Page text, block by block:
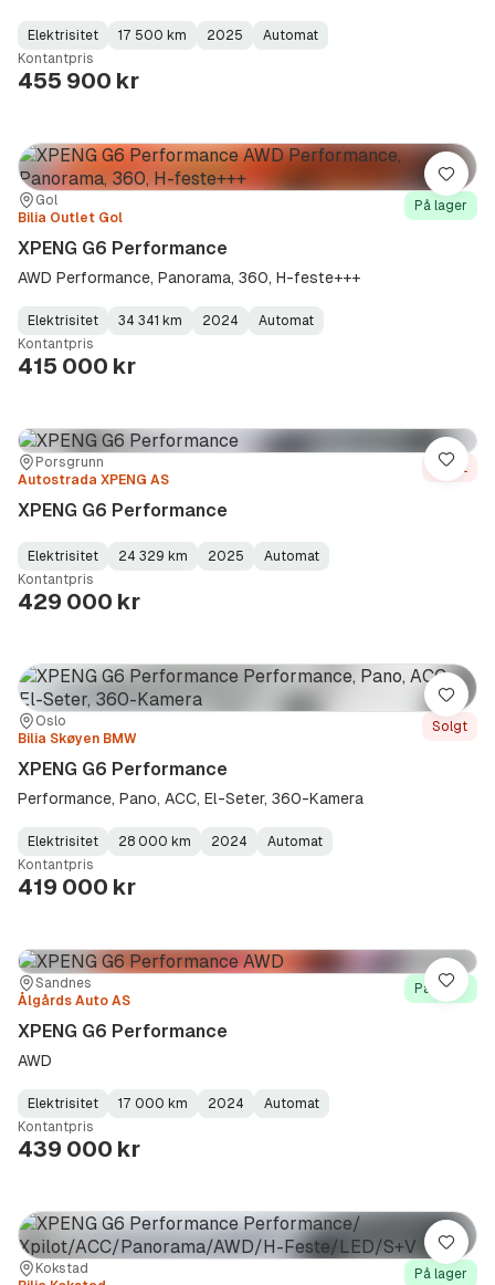
Fuel
Type:
Elektrisitet
Kilometerstand:
17 500 km
Model
Year:
2025
Gearbox
Type:
Automat
Kontantpris
455 900 kr
Sted:
Gol
Forhandler:
Bilia Outlet Gol
På lager
XPENG G6 Performance
AWD Performance, Panorama, 360, H-feste+++
Fuel
Type:
Elektrisitet
Kilometerstand:
34 341 km
Model
Year:
2024
Gearbox
Type:
Automat
Kontantpris
415 000 kr
Lagre
Sted:Porsgrunn
Forhandler:
Autostrada XPENG AS
Solgt
XPENG G6 Performance
Fuel
Type:
Elektrisitet
Kilometerstand:
24 329 km
Model
Year:
2025
Gearbox
Type:
Automat
Kontantpris
429 000 kr
Lagre
Sted:
Oslo
Forhandler:
Bilia Skøyen BMW
Solgt
XPENG G6 Performance
Performance, Pano, ACC, El-Seter, 360-Kamera
Fuel
Type:
Elektrisitet
Kilometerstand:
28 000 km
Model
Year:
2024
Gearbox
Type:
Automat
Kontantpris
419 000 kr
Lagre
Sted:
Sandnes
Forhandler:
Ålgårds Auto AS
På lager
XPENG G6 Performance
AWD
Fuel
Type:
Elektrisitet
Kilometerstand:
17 000 km
Model
Year:
2024
Gearbox
Type:
Automat
Kontantpris
439 000 kr
Lagre
Sted:Kokstad
Forhandler: På lager
Lagre